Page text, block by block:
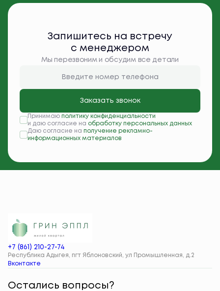
Запишитесь на встречу
с менеджером
Мы перезвоним и обсудим все детали
Заказать звонок
Принимаю политику конфиденциальности
и даю согласие на обработку персональных данных
Даю согласие на получение рекламно-
информационных материалов
+7 (861) 210-27-74
Республика Адыгея, пгт Яблоновский, ул Промышленная, д.2
Вконтакте
Остались вопросы?